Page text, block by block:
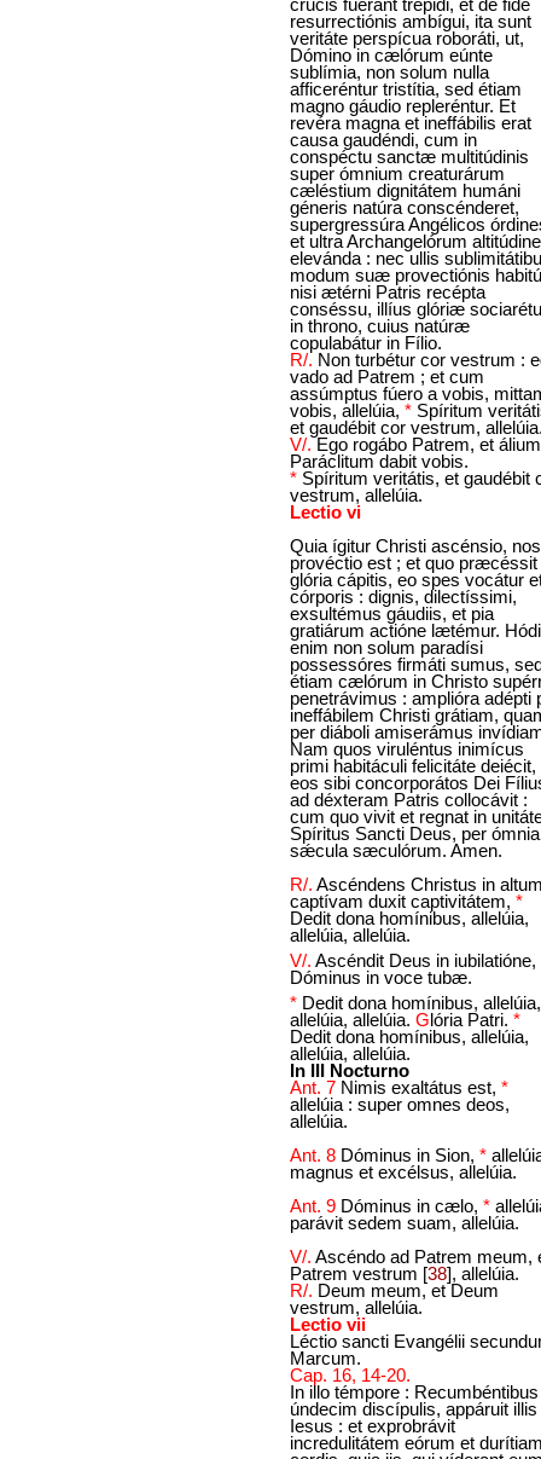
crucis fúerant trépidi, et de fide
resurrectiónis ambígui, ita sunt
veritáte perspícua roboráti, ut,
Dómino in cælórum eúnte
sublímia, non solum nulla
afficeréntur tristítia, sed étiam
magno gáudio repleréntur. Et
revéra magna et ineffábilis erat
causa gaudéndi, cum in
conspéctu sanctæ multitúdinis
super ómnium creaturárum
cæléstium dignitátem humáni
géneris natúra conscénderet,
supergressúra Angélicos
et ultra Archangelórum
elevánda : nec ullis
modum suæ provectiónis
nisi ætérni Patris recépta
conséssu, illíus glóriæ
in throno, cuius natúræ
copulabátur in Fílio.
R/. Non turbétur cor vestrum :
vado ad Patrem ; et cum
assúmptus fúero a vobis,
vobis, allelúia, * Spíritum
et gaudébit cor vestrum,
V/.Ego rogábo Patrem, et álium
Paráclitum dabit vobis.
* Spíritum veritátis, et gaudébit
vestrum, allelúia.
Lectio vi
Quia ígitur Christi ascénsio,
provéctio est ; et quo præcéssit
glória cápitis, eo spes vocátur
córporis : dignis, dilectíssimi,
exsultémus gáudiis, et pia
gratiárum actióne lætémur.
enim non solum paradísi
possessóres firmáti sumus,
étiam cælórum in Christo
penetrávimus : amplióra adépti
ineffábilem Christi grátiam,
per diáboli amiserámus
Nam quos viruléntus inimícus
primi habitáculi felicitáte deiécit,
eos sibi concorporátos Dei
ad déxteram Patris collocávit :
cum quo vivit et regnat in
Spíritus Sancti Deus, per ómnia
sǽcula sæculórum. Amen.
R/. Ascéndens Christus in
captívam duxit captivitátem, *
Dedit dona homínibus, allelúia,
allelúia, allelúia.
V/. Ascéndit Deus in iubilatióne,
Dóminus in voce tubæ.
* Dedit dona homínibus, allelúia,
allelúia, allelúia. Glória Patri. *
Dedit dona homínibus, allelúia,
allelúia, allelúia.
In III Nocturno
Ant. 7 Nimis exaltátus est, *
allelúia : super omnes deos,
allelúia.
Ant. 8 Dóminus in Sion, *
magnus et excélsus, allelúia.
Ant. 9 Dóminus in cælo, *
parávit sedem suam, allelúia.
V/. Ascéndo ad Patrem meum,
Patrem vestrum [38], allelúia.
R/. Deum meum, et Deum
vestrum, allelúia.
Lectio vii
Léctio sancti Evangélii
Marcum.
Cap. 16, 14-20.
In illo témpore : Recumbéntibus
úndecim discípulis, appáruit illis
Iesus : et exprobrávit
incredulitátem eórum et